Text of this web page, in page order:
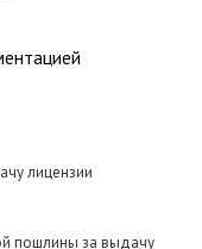
лицензии
пошлины за выдачу